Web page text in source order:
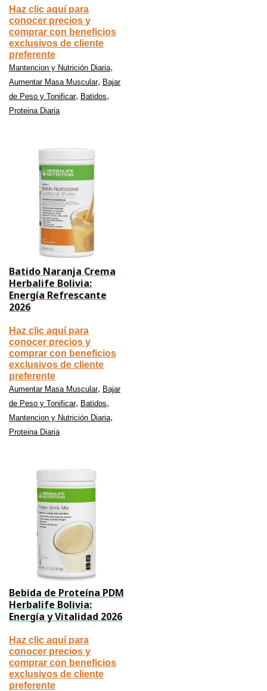
Haz clic aquí para
conocer precios y
comprar con beneficios
exclusivos de cliente
preferente
Mantencion y Nutrición Diaria,
Aumentar Masa Muscular, Bajar
de Peso y Tonificar, Batidos,
Proteina Diaria
Batido Naranja Crema
Herbalife Bolivia:
Energía Refrescante
2026
Haz clic aquí para
conocer precios y
comprar con beneficios
exclusivos de cliente
preferente
Aumentar Masa Muscular, Bajar
de Peso y Tonificar, Batidos,
Mantencion y Nutrición Diaria,
Proteina Diaria
Bebida de Proteína PDM
Herbalife Bolivia:
Energía y Vitalidad 2026
Haz clic aquí para
conocer precios y
comprar con beneficios
exclusivos de cliente
preferente